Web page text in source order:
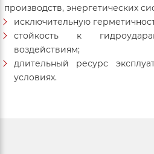
производств, энергетических
исключительную
стойкость к
воздействиям;
длительный ресурс
условиях.